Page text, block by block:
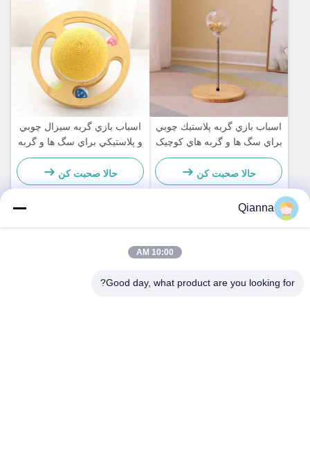
اسباب بازي گربه پلاستيك چوبي
براي سگ ها و گربه هاي کوچيک
ساده و عملي
حالا صحبت کن
اسباب بازي گربه سيزال چوبي
و پلاستيکي براي سگ ها و گربه
هاي کوچيک ساده و عملي
حالا صحبت کن
آدرس
Qianna
10:00 AM
Good day, what product are you looking for?